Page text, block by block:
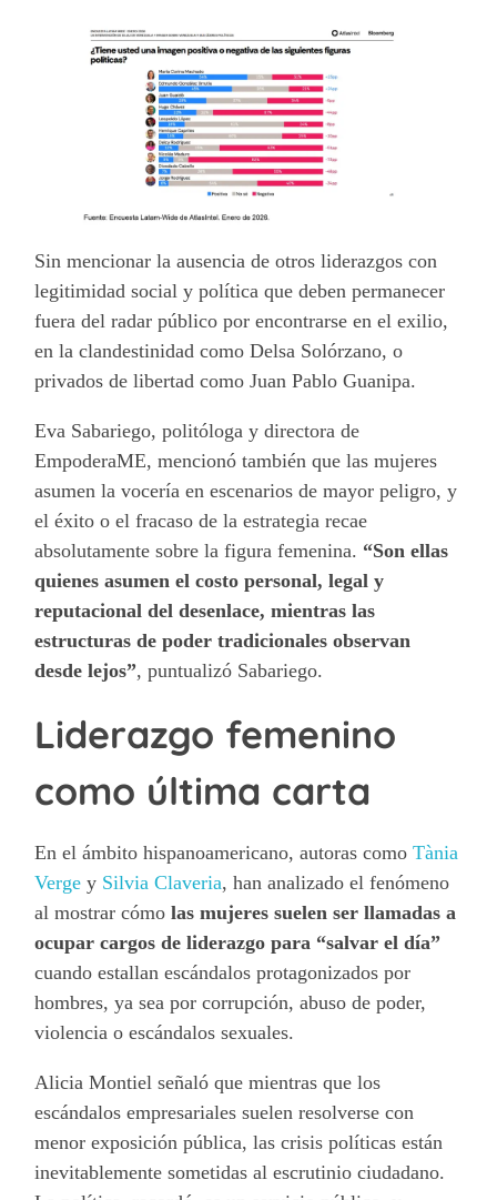
Sin mencionar la ausencia de otros liderazgos con
legitimidad social y política que deben permanecer
fuera del radar público por encontrarse en el exilio,
en la clandestinidad como Delsa Solórzano, o
privados de libertad como Juan Pablo Guanipa.
Eva Sabariego, politóloga y directora de
EmpoderaME, mencionó también que las mujeres
asumen la vocería en escenarios de mayor peligro, y
el éxito o el fracaso de la estrategia recae
absolutamente sobre la figura femenina. “Son ellas
quienes asumen el costo personal, legal y
reputacional del desenlace, mientras las
estructuras de poder tradicionales observan
desde lejos”, puntualizó Sabariego.
Liderazgo femenino
como última carta
En el ámbito hispanoamericano, autoras comoTània
Verge y Silvia Claveria, han analizado el fenómeno
al mostrar cómo las mujeres suelen ser llamadas a
ocupar cargos de liderazgo para “salvar el día”
cuando estallan escándalos protagonizados por
hombres, ya sea por corrupción, abuso de poder,
violencia o escándalos sexuales.
Alicia Montiel señaló que mientras que los
escándalos empresariales suelen resolverse con
menor exposición pública, las crisis políticas están
inevitablemente sometidas al escrutinio ciudadano.